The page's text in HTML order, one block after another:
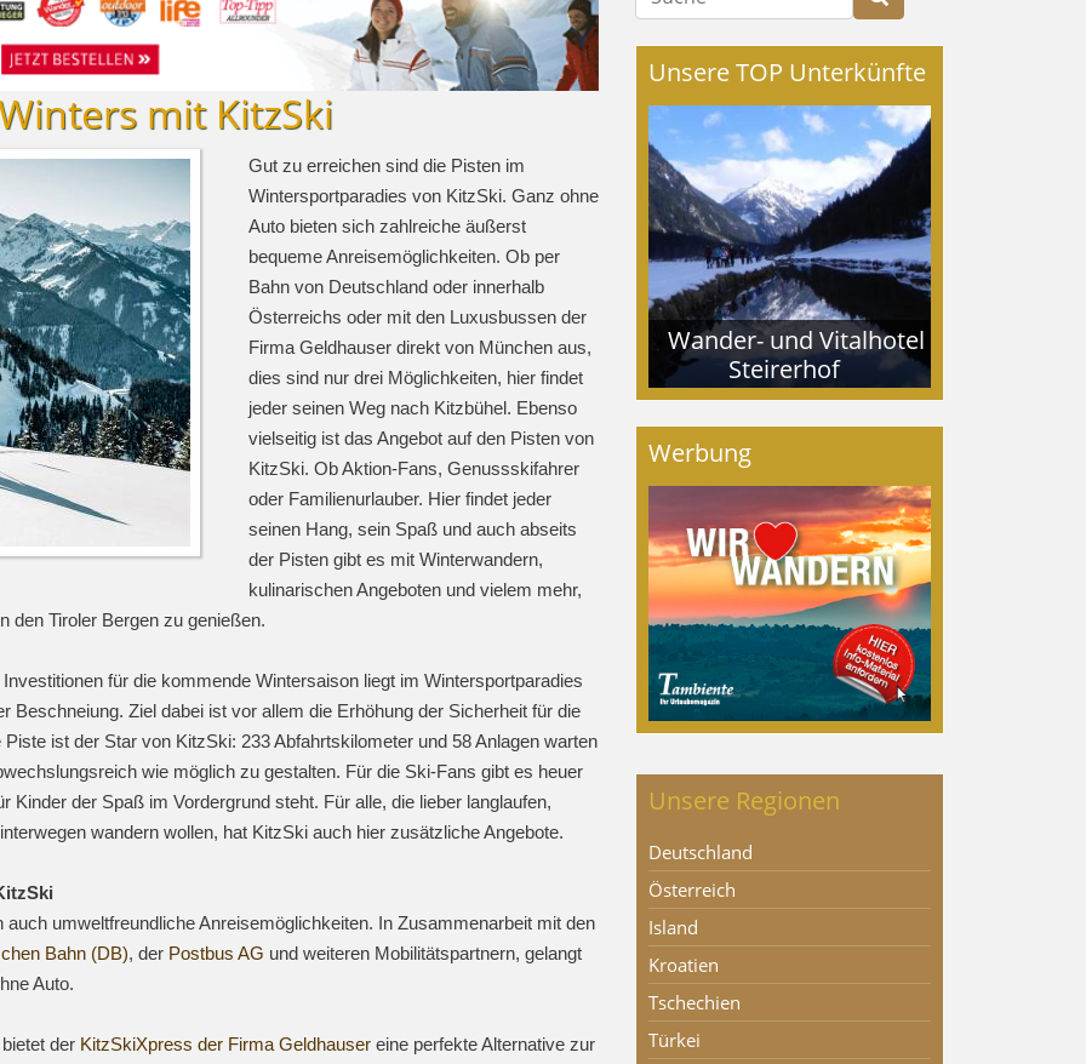
mit KitzSki
Gut zu erreichen sind die Pisten im
Wintersportparadies von KitzSki. Ganz ohne
Auto bieten sich zahlreiche äußerst
bequeme Anreisemöglichkeiten. Ob per
Bahn von Deutschland oder innerhalb
Österreichs oder mit den Luxusbussen der
Firma Geldhauser direkt von München aus,
dies sind nur drei Möglichkeiten, hier findet
jeder seinen Weg nach Kitzbühel. Ebenso
vielseitig ist das Angebot auf den Pisten von
KitzSki. Ob Aktion-Fans, Genussskifahrer
oder Familienurlauber. Hier findet jeder
seinen Hang, sein Spaß und auch abseits
der Pisten gibt es mit Winterwandern,
kulinarischen Angeboten und vielem mehr,
den Tiroler Bergen zu genießen.
für die kommende Wintersaison liegt im Wintersportparadies
Beschneiung. Ziel dabei ist vor allem die Erhöhung der Sicherheit für die
ist der Star von KitzSki: 233 Abfahrtskilometer und 58 Anlagen warten
wie möglich zu gestalten. Für die Ski-Fans gibt es heuer
Kinder der Spaß im Vordergrund steht. Für alle, die lieber langlaufen,
wandern wollen, hat KitzSki auch hier zusätzliche Angebote.
umweltfreundliche Anreisemöglichkeiten. In Zusammenarbeit mit den
Bahn (DB), der Postbus AG und weiteren Mobilitätspartnern, gelangt
Auto.
der KitzSkiXpress der Firma Geldhauser eine perfekte Alternative zur
Unsere TOP Unterkünfte
Wander- und Vitalhotel
Steirerhof
Werbung
Unsere Regionen
Deutschland
Österreich
Island
Kroatien
Tschechien
Türkei